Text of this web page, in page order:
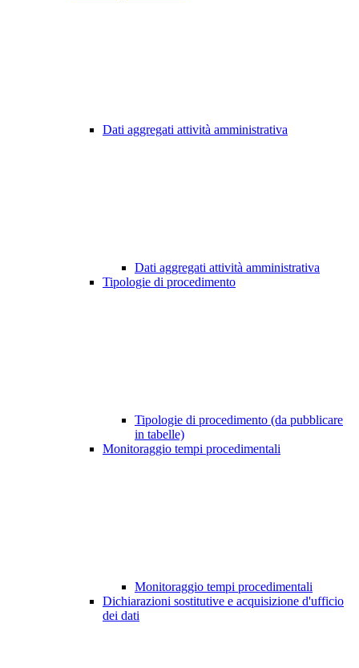
Dati aggregati attività amministrativa
Dati aggregati attività amministrativa
Tipologie di procedimento
Tipologie di procedimento (da pubblicare
in tabelle)
Monitoraggio tempi procedimentali
Monitoraggio tempi procedimentali
Dichiarazioni sostitutive e acquisizione d'ufficio
dei dati